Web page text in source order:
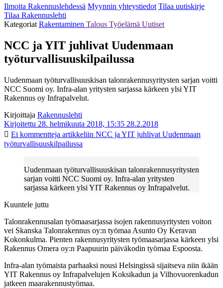
Ilmoita Rakennuslehdessä Myynnin yhteystiedot Tilaa uutiskirje
Tilaa Rakennuslehti
Kategoriat Rakentaminen Talous Työelämä Uutiset
NCC ja YIT juhlivat Uudenmaan
työturvallisuuskilpailussa
Uudenmaan työturvallisuuskisan talonrakennusyritysten sarjan voitti
NCC Suomi oy. Infra-alan yritysten sarjassa kärkeen ylsi YIT
Rakennus oy Infrapalvelut.
Kirjoittaja Rakennuslehti
Kirjoitettu 28. helmikuuta 2018, 15:35 28.2.2018
Ei kommentteja artikkeliin NCC ja YIT juhlivat Uudenmaan
työturvallisuuskilpailussa
Uudenmaan työturvallisuuskisan talonrakennusyritysten
sarjan voitti NCC Suomi oy. Infra-alan yritysten
sarjassa kärkeen ylsi YIT Rakennus oy Infrapalvelut.
Kuuntele juttu
Talonrakennusalan työmaasarjassa isojen rakennusyritysten voiton
vei Skanska Talonrakennus oy:n työmaa Asunto Oy Keravan
Kokonkulma. Pienten rakennusyritysten työmaasarjassa kärkeen ylsi
Rakennus Omera oy:n Paapuurin päiväkodin työmaa Espoosta.
Infra-alan työmaista parhaaksi nousi Helsingissä sijaitseva niin ikään
YIT Rakennus oy Infrapalvelujen Koksikadun ja Vilhovuorenkadun
jatkeen maarakennustyömaa.